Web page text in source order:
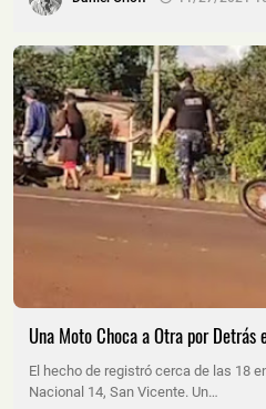
Una Moto Choca a Otra por Detrás
El hecho de registró cerca de las 18
Nacional 14, San Vicente. Un…